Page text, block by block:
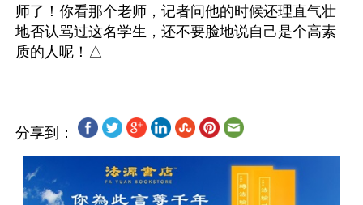
师了！你看那个老师，记者问他的时候还理直气壮
地否认骂过这名学生，还不要脸地说自己是个高素
分享到：